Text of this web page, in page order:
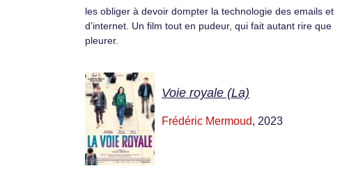
les obliger à devoir dompter la technologie des emails et
d’internet. Un film tout en pudeur, qui fait autant rire que
pleurer.
Voie royale (La)
Frédéric Mermoud, 2023